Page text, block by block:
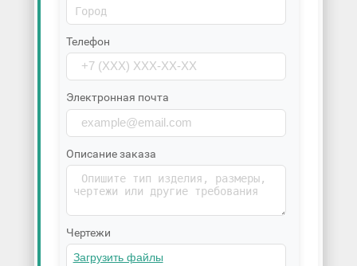
Телефон
Электронная почта
Описание заказа
Чертежи